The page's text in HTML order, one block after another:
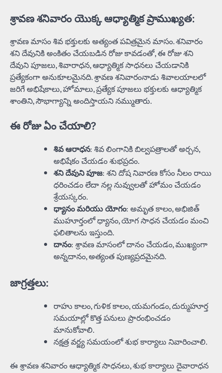
శ్రావణ శనివారం యొక్క ఆధ్యాత్మిక ప్రాముఖ్యత:
శ్రావణ మాసం శివ భక్తులకు అత్యంత పవిత్రమైన మాసం. శనివారం
శని దేవునికి అంకితం చేయబడిన రోజు కావడంతో, ఈ రోజు శని
దేవుని పూజలు, శివారాధన, ఆధ్యాత్మిక సాధనలు చేయడానికి
ప్రత్యేకంగా అనుకూలమైనది. శ్రావణ శనివారంనాడు శివాలయాలలో
జరిగే అభిషేకాలు, హోమాలు, ప్రత్యేక పూజలు భక్తులకు ఆధ్యాత్మిక
శాంతిని, సౌభాగ్యాన్ని అందిస్తాయని నమ్ముతారు.
ఈ రోజు ఏం చేయాలి?
శివ ఆరాధన: శివ లింగానికి బిల్వపత్రాలతో అర్చన,
అభిషేకం చేయడం శుభప్రదం.
శని దేవుని పూజ: శని దోష నివారణ కోసం నీలం రాయి
ధరించడం లేదా నల్ల నువ్వులతో హోమం చేయడం
శ్రేయస్కరం.
ధ్యానం మరియు యోగం: అమృత కాలం, అభిజిత్
ముహూర్తంలో ధ్యానం, యోగ సాధన చేయడం మంచి
ఫలితాలను ఇస్తుంది.
దానం: శ్రావణ మాసంలో దానం చేయడం, ముఖ్యంగా
అన్నదానం, అత్యంత పుణ్యప్రదమైనది.
జాగ్రత్తలు:
రాహు కాలం, గుళిక కాలం, యమగండం, దుర్ముహూర్త
సమయాల్లో కొత్త పనులు ప్రారంభించడం
మానుకోవాలి.
నక్షత్ర వర్జ్య సమయంలో శుభ కార్యాలు నివారించాలి.
ఈ శ్రావణ శనివారం ఆధ్యాత్మిక సాధనలు, శుభ కార్యాలు దైవారాధన